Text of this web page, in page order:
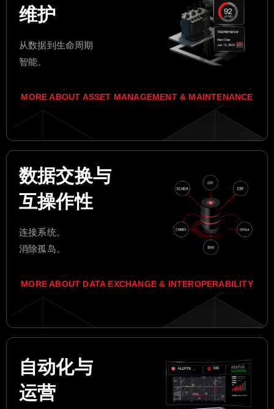
维护
从数据到生命周期
智能。
MORE ABOUT ASSET MANAGEMENT & MAINTENANCE
数据交换与
互操作性
连接系统。
消除孤岛。
MORE ABOUT DATA EXCHANGE & INTEROPERABILITY
自动化与
运营